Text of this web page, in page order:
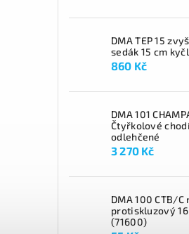
DMA TEP 15
sedák 15 cm
860 Kč
DMA 101
Čtyřkolové
odlehčené
3 270 Kč
DMA 100 CTB/C
protiskluzový
(71600)